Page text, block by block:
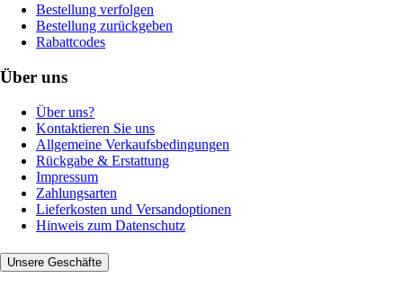
Bestellung verfolgen
Bestellung zurückgeben
Rabattcodes
Über uns
Über uns?
Kontaktieren Sie uns
Allgemeine Verkaufsbedingungen
Rückgabe & Erstattung
Impressum
Zahlungsarten
Lieferkosten und Versandoptionen
Hinweis zum Datenschutz
Unsere Geschäfte